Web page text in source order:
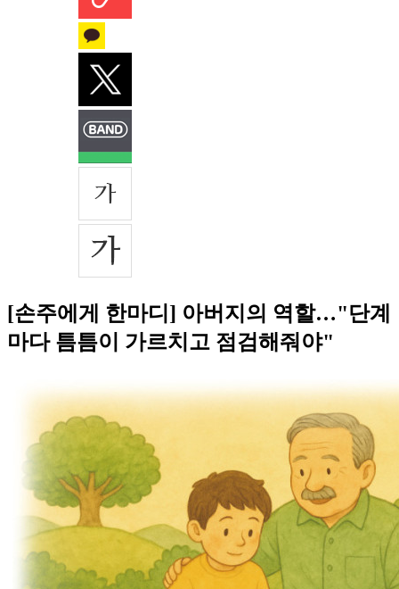
[손주에게 한마디] 아버지의 역할…"단계
마다 틈틈이 가르치고 점검해줘야"